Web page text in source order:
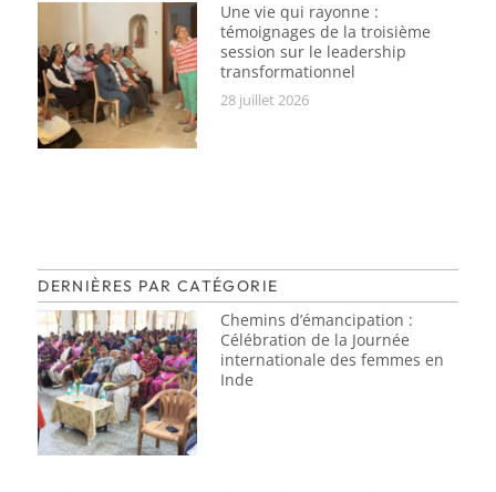
Une vie qui rayonne :
témoignages de la troisième
session sur le leadership
transformationnel
28 juillet 2026
DERNIÈRES PAR CATÉGORIE
Chemins d’émancipation :
Célébration de la Journée
internationale des femmes en
Inde